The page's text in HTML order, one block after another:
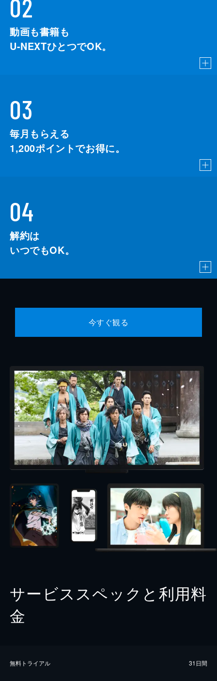
02
動画も書籍も
U-NEXTひとつでOK。
03
毎月もらえる
1,200ポイントでお得に。
04
解約は
いつでもOK。
今すぐ観る
サービススペックと利用料
金
無料トライアル 31日間